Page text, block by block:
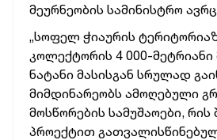
მეურნეობის სამინისტრო
„სოფელ ჭიაურის
კოლექტორის 4 000-მეტრიანი
ნატანი მასისგან სრულად
მიმდინარეობს ამოღებული
მოსწორების სამუშაოები, რის
პროექტით